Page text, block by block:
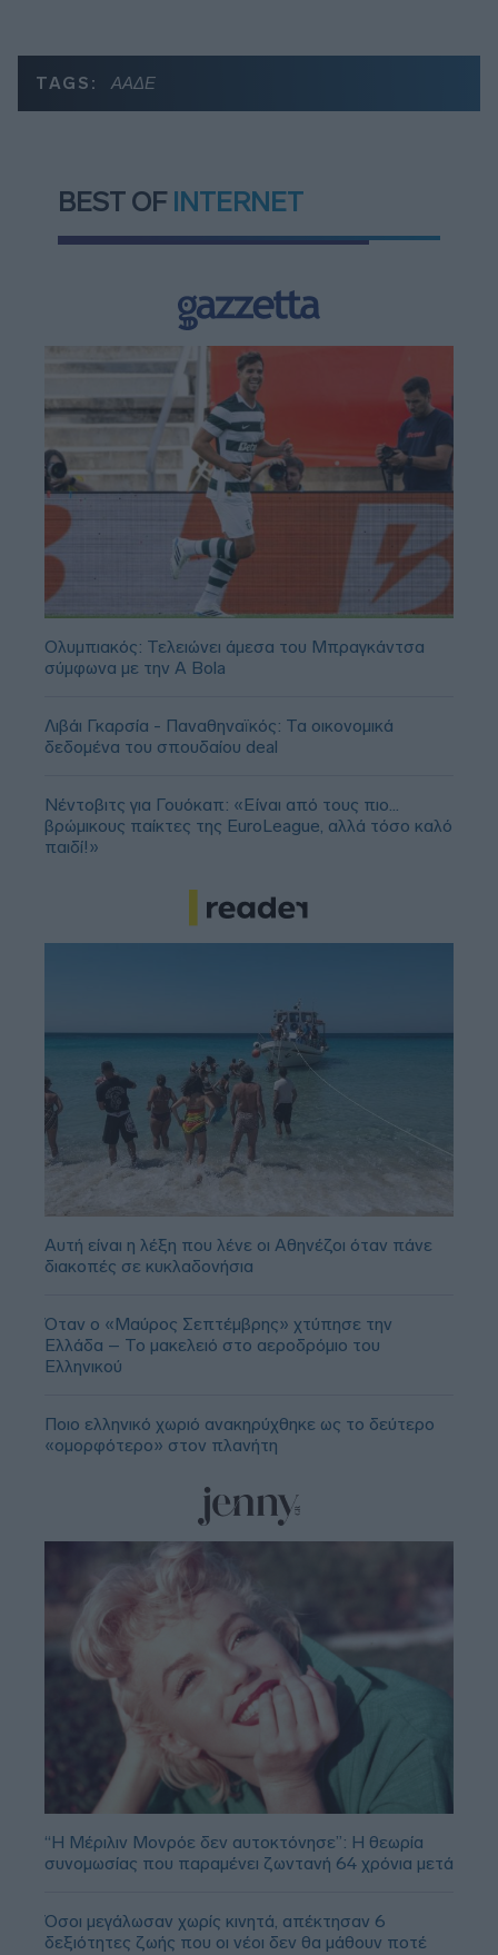
TAGS: ΑΑΔΕ
BEST OF INTERNET
Ολυμπιακός: Τελειώνει άμεσα του Μπραγκάντσα
σύμφωνα με την A Bola
Λιβάι Γκαρσία - Παναθηναϊκός: Τα οικονομικά
δεδομένα του σπουδαίου deal
Νέντοβιτς για Γουόκαπ: «Είναι από τους πιο...
βρώμικους παίκτες της EuroLeague, αλλά τόσο καλό
παιδί!»
Αυτή είναι η λέξη που λένε οι Αθηνέζοι όταν πάνε
διακοπές σε κυκλαδονήσια
Όταν ο «Μαύρος Σεπτέμβρης» χτύπησε την
Ελλάδα – Το μακελειό στο αεροδρόμιο του
Ελληνικού
Ποιο ελληνικό χωριό ανακηρύχθηκε ως το δεύτερο
«ομορφότερο» στον πλανήτη
“Η Μέριλιν Μονρόε δεν αυτοκτόνησε”: Η θεωρία
συνομωσίας που παραμένει ζωντανή 64 χρόνια μετά
Όσοι μεγάλωσαν χωρίς κινητά, απέκτησαν 6
δεξιότητες ζωής που οι νέοι δεν θα μάθουν ποτέ